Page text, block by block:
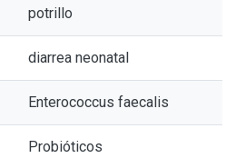
potrillo
diarrea neonatal
Enterococcus faecalis
Probióticos